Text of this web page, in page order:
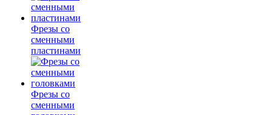
Фрезы со
сменными
пластинами
Фрезы со
сменными